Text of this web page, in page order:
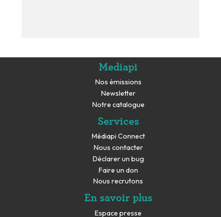
Mediapi
Nos émissions
Newsletter
Notre catalogue
Services
Médiapi Connect
Nous contacter
Déclarer un bug
Faire un don
Nous recrutons
En savoir plus
Espace presse